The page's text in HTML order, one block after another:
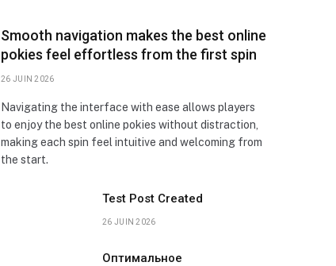
Smooth navigation makes the best online
pokies feel effortless from the first spin
26 JUIN 2026
Navigating the interface with ease allows players
to enjoy the best online pokies without distraction,
making each spin feel intuitive and welcoming from
the start.
Test Post Created
26 JUIN 2026
Оптимальное